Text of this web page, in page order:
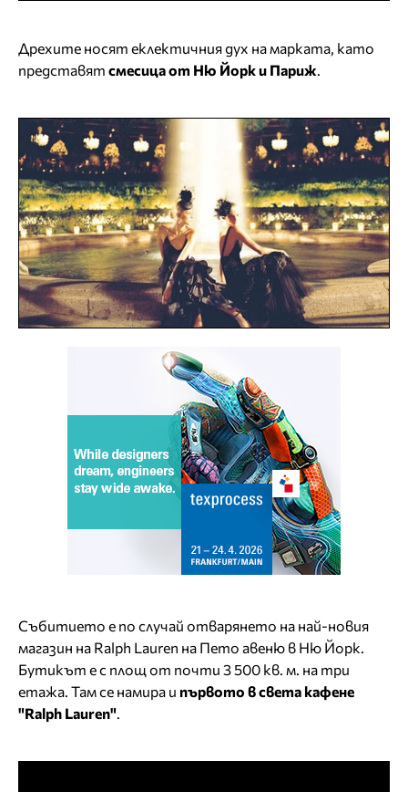
Дрехите носят еклектичния дух на марката, като
представят смесица от Ню Йорк и Париж.
Събитието е по случай отварянето на най-новия
магазин на Ralph Lauren на Пето авеню в Ню Йорк.
Бутикът е с площ от почти 3 500 кв. м. на три
етажа. Там се намира и първото в света кафене
"Ralph Lauren".